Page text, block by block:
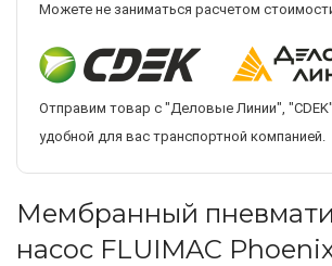
Можете не заниматься расчетом
Отправим товар с "Деловые Линии",
удобной для вас транспортной компанией.
Мембранный
насос FLUIMAC